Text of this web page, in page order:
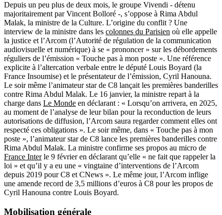
Depuis un peu plus de deux mois, le groupe Vivendi - détenu
majoritairement par Vincent Bolloré -, s’oppose à Rima Abdul
Malak, la ministre de la Culture. L’origine du conflit ? Une
interview de la ministre dans les colonnes du Parisien où elle appelle
la justice et l’Arcom (l’Autorité de régulation de la communication
audiovisuelle et numérique) à se « prononcer » sur les débordements
réguliers de l’émission « Touche pas à mon poste ». Une référence
explicite à l’altercation verbale entre le député Louis Boyard (la
France Insoumise) et le présentateur de l’émission, Cyril Hanouna.
Le soir même l’animateur star de C8 lançait les premières banderilles
contre Rima Abdul Malak. Le 16 janvier, la ministre repart à la
charge dans Le Monde en déclarant : « Lorsqu’on arrivera, en 2025,
au moment de l’analyse de leur bilan pour la reconduction de leurs
autorisations de diffusion, l’Arcom saura regarder comment elles ont
respecté ces obligations ». Le soir même, dans « Touche pas à mon
poste », l’animateur star de C8 lance les premières banderilles contre
Rima Abdul Malak. La ministre confirme ses propos au micro de
France Interle 9 février en déclarant qu’elle « ne fait que rappeler la
loi » et qu’il y a eu une « vingtaine d’interventions de l’Arcom
depuis 2019 pour C8 et CNews ». Le même jour, l’Arcom inflige
une amende record de 3,5 millions d’euros à C8 pour les propos de
Cyril Hanouna contre Louis Boyard.
Mobilisation générale